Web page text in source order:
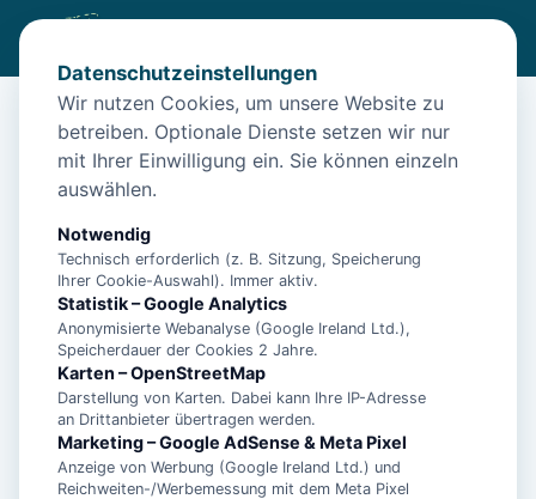
/Unterkünfte /Norden/
Norden: Apartment Entspanne dich in der charmanten
Norden: Apartment Entspanne dich
in der charmanten
26506 Norden
Datenschutzeinstellungen
Wir nutzen Cookies, um unsere Website zu
betreiben. Optionale Dienste setzen wir nur
mit Ihrer Einwilligung ein. Sie können einzeln
auswählen.
Notwendig
Technisch erforderlich (z. B. Sitzung, Speicherung
Ihrer Cookie-Auswahl). Immer aktiv.
Statistik – Google Analytics
Anonymisierte Webanalyse (Google Ireland Ltd.),
Speicherdauer der Cookies 2 Jahre.
Karten – OpenStreetMap
Darstellung von Karten. Dabei kann Ihre IP-Adresse
an Drittanbieter übertragen werden.
Marketing – Google AdSense & Meta Pixel
Anzeige von Werbung (Google Ireland Ltd.) und
Reichweiten-/Werbemessung mit dem Meta Pixel